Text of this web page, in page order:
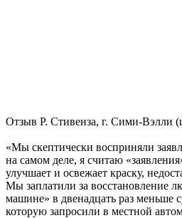
Отзыв Р. Стивенза, г. Сими-Вэлли
«Мы скептически восприняли
на самом деле, я считаю
улучшает и освежает краску,
Мы заплатили за восстановление
машине» в двенадцать раз меньше
которую запросили в местной